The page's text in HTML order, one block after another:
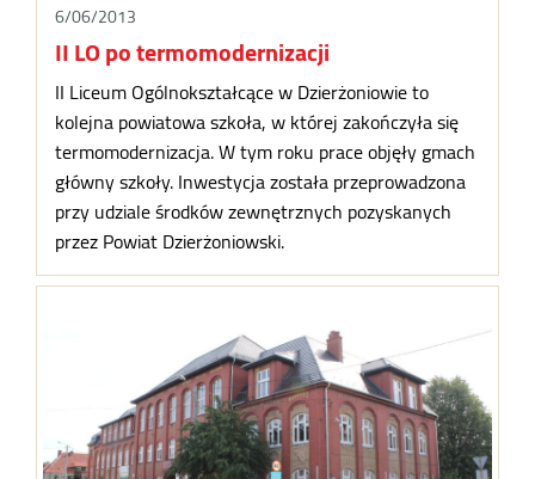
6/06/2013
II LO po termomodernizacji
II Liceum Ogólnokształcące w Dzierżoniowie to
kolejna powiatowa szkoła, w której zakończyła się
termomodernizacja. W tym roku prace objęły gmach
główny szkoły. Inwestycja została przeprowadzona
przy udziale środków zewnętrznych pozyskanych
przez Powiat Dzierżoniowski.